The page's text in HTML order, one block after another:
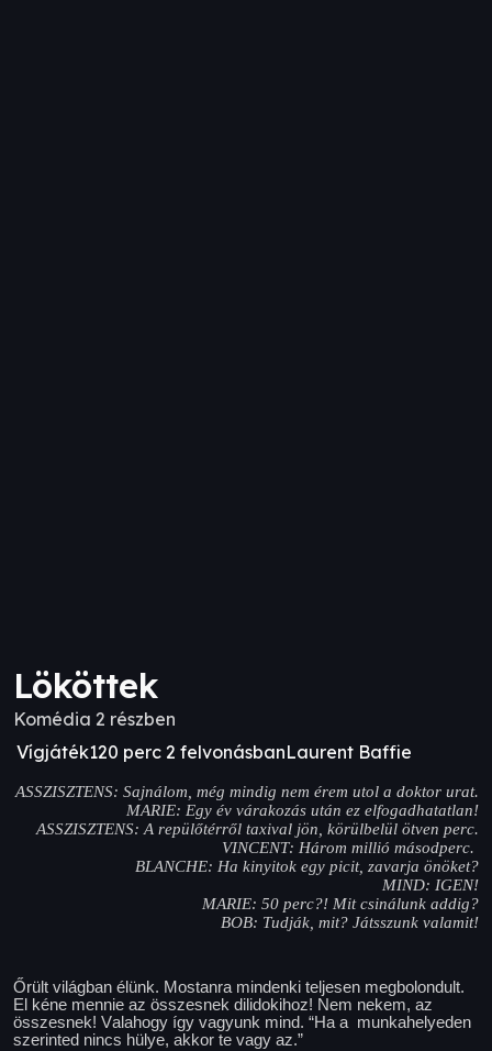
Lököttek
Komédia 2 részben
Vígjáték120 perc 2 felvonásbanLaurent Baffie
ASSZISZTENS: Sajnálom, még mindig nem érem utol a doktor urat.
MARIE: Egy év várakozás után ez elfogadhatatlan!
ASSZISZTENS: A repülőtérről taxival jön, körülbelül ötven perc.
VINCENT: Három millió másodperc.
BLANCHE: Ha kinyitok egy picit, zavarja önöket?
MIND: IGEN!
MARIE: 50 perc?! Mit csinálunk addig?
BOB: Tudják, mit? Játsszunk valamit!
Őrült világban élünk. Mostanra mindenki teljesen megbolondult.
El kéne mennie az összesnek dilidokihoz! Nem nekem, az
összesnek! Valahogy így vagyunk mind. “Ha a munkahelyeden
szerinted nincs hülye, akkor te vagy az.”